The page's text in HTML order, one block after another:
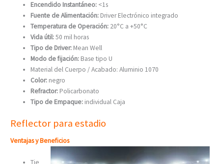
Encendido Instantáneo: <1s
Fuente de Alimentación: Driver Electrónico integrado
Temperatura de Operación: 20°C a +50°C
Vida útil:50 mil horas
Tipo de Driver: Mean Well
Modo de fijación: Base tipo U
Material del Cuerpo / Acabado: Aluminio 1070
Color: negro
Refractor: Policarbonato
Tipo de Empaque: individual Caja
Reflector para estadio
Ventajas y Beneficios
Tie